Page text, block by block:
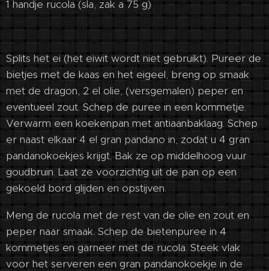
1 handje rucola (sla, zak a 75 g)
Splits het ei (het eiwit wordt niet gebruikt). Pureer de
bietjes met de kaas en het eigeel, breng op smaak
met de dragon, 2 el olie, (versgemalen) peper en
eventueel zout. Schep de puree in een kommetje.
Verwarm een koekenpan met antiaanbaklaag. Schep
er naast elkaar 4 el gran pandano in, zodat u 4 gran
pandanokoekjes krijgt. Bak ze op middelhoog vuur
goudbruin. Laat ze voorzichtig uit de pan op een
gekoeld bord glijden en opstijven.
Meng de rucola met de rest van de olie en zout en
peper naar smaak. Schep de bietenpuree in 4
kommetjes en garneer met de rucola. Steek vlak
voor het serveren een gran pandanokoekje in de